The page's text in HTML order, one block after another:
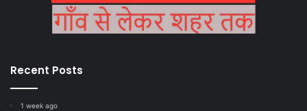
Recent Posts
1 week ago